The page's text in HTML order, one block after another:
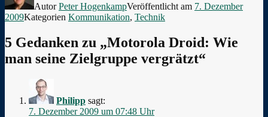
AutorPeter HogenkampVeröffentlicht am 7. Dezember
2009Kategorien Kommunikation, Technik
5 Gedanken zu „Motorola Droid: Wie
man seine Zielgruppe vergrätzt“
Philipp sagt:
7. Dezember 2009 um 07:48 Uhr